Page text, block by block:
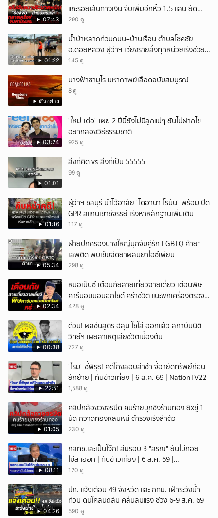
07:43
แกะรอยเส้นทางเงิน จับเพิ่มอีกหิ้ว 1.5 แสน ยัด
สินบน
290 ดู
01:22
น้ำป่าหลากท่วมถนน–บ้านเรือน ตำบลโชคชัย
อ.ดอยหลวง ผู้ว่าฯ เชียงรายสั่งทุกหน่วยเร่งช่วย
เหลือประชาชน
145 ดู
ตัวอย่าง
นางฟ้าซามูไร มหากาพย์เลือดฉบับสมบูรณ์
8 ดู
03:24
"ใหม่-เต๋อ" เผย 2 ปีนี้ยังไม่มีลูกแน่ๆ ยันไม่ฝากไข่
อยากลองวิธีธรรมชาติ
925 ดู
01:01
สิ่งที่คิด vs สิ่งที่เป็น 55555
99 ดู
01:16
ผู้ว่าฯ ชลบุรี นำไว้อาลัย "ไดอานา-โรมัน" พร้อมเปิด
GPR สแกนเขาชีจรรย์ เร่งหาหลักฐานเพิ่มเติม
117 ดู
05:34
ฝ่ายปกครองบางใหญ่บุกจับคู่รัก LGBTQ ค้ายา
เสพติด พบเข็มฉีดยาผสมยาไอซ์เพียบ
298 ดู
02:34
หมอเบ็นซ์ เตือนภัยสายเที่ยวฉายเดี่ยว เตือนพิษ
คาร์บอนมอนอกไซด์ คร่าชีวิต แนะพกเครื่องตรวจ
วัดติดตัว
428 ดู
00:38
ด่วน! ผลชันสูตร ฮลุน โซโล่ ออกแล้ว สถาบันนิติ
วิทย์ฯ เผยสาเหตุเสียชีวิตเบื้องต้น
727 ดู
22:51
"โรม" ชี้พิรุธ! คดีโกงสอบล่าช้า จี้อายัดทรัพย์ก่อน
ยักย้าย | ทันข่าวเที่ยง | 6 ส.ค. 69 | NationTV22
1,588 ดู
01:05
คลิปกล้องวงจรปิด คนร้ายบุกชิงร้านทอง ยิxขู่ 1
นัด กวาดทองหลบหนี ตำรวจเร่งล่าตัว
230 ดู
08:11
กสทช.เละเป็นโจ๊ก! ล่มรอบ 3 "สรณ" ยันไม่ถอย -
ไม่ลาออก | ทันข่าวเที่ยง | 6 ส.ค. 69 |
NationTV22
120 ดู
04:26
ปภ. แจ้งเตือน 49 จังหวัด และ กทม. เฝ้าระวังน้ำ
ท่วม ดินโคลนถล่ม คลื่นลมแรง ช่วง 6-9 ส.ค. 69
590 ดู